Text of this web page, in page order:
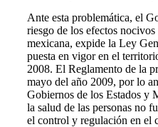
Ante esta problemática, el
riesgo de los efectos
mexicana, expide la Ley
puesta en vigor en el
2008. El Reglamento de la
mayo del año 2009, por lo
Gobiernos de los Estados y
la salud de las personas no
el control y regulación en el